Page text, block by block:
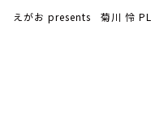
えがお presents 菊川 怜